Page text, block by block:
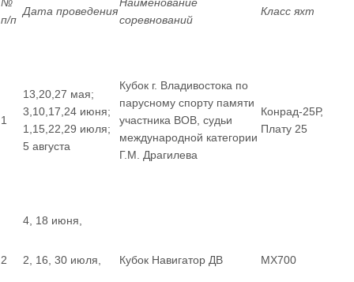
п/п
Дата проведения
соревнований
Класс яхт
1
13,20,27 мая;
3,10,17,24 июня;
1,15,22,29 июля;
5 августа
Кубок г. Владивостока по
парусному спорту памяти
участника ВОВ, судьи
международной категории
Г.М. Драгилева
Конрад-25Р,
Плату 25
2
4, 18 июня,
2, 16, 30 июля, Кубок Навигатор ДВ MX700